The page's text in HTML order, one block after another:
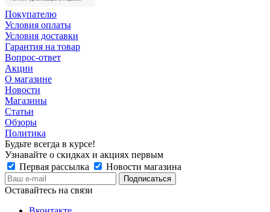
Покупателю
Условия оплаты
Условия доставки
Гарантия на товар
Вопрос-ответ
Акции
О магазине
Новости
Магазины
Статьи
Обзоры
Политика
Будьте всегда в курсе!
Узнавайте о скидках и акциях первым
Первая рассылка
Новости магазина
Оставайтесь на связи